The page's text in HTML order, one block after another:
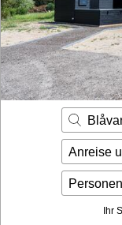
Inspiration
Kontakt
Gut zu wissen
Login
Anreise
Personen
Ihr